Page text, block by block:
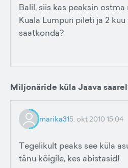
Balil, siis kas peaksin
Kuala Lumpuri pileti ja 2
saatkonda?
Miljonäride küla Jaava
marika315. okt 2010 15:04
Tegelikult peaks see küla
tänu kõigile, kes abistasid!